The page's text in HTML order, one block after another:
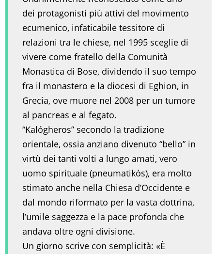
dei protagonisti più attivi del movimento
ecumenico, infaticabile tessitore di
relazioni tra le chiese, nel 1995 sceglie di
vivere come fratello della Comunità
Monastica di Bose, dividendo il suo tempo
fra il monastero e la diocesi di Eghion, in
Grecia, ove muore nel 2008 per un tumore
al pancreas e al fegato.
“Kalógheros” secondo la tradizione
orientale, ossia anziano divenuto “bello” in
virtù dei tanti volti a lungo amati, vero
uomo spirituale (pneumatikós), era molto
stimato anche nella Chiesa d’Occidente e
dal mondo riformato per la vasta dottrina,
l’umile saggezza e la pace profonda che
andava oltre ogni divisione.
Un giorno scrive con semplicità: «È